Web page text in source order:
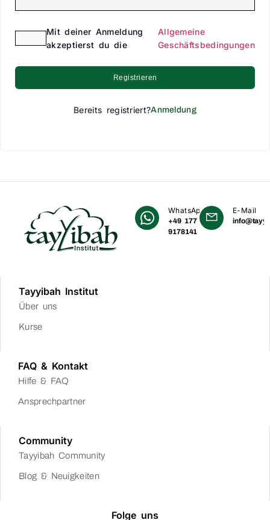
Mit deiner Anmeldung
akzeptierst du die
Allgemeine
Geschäftsbedingungen
Registrieren
Bereits registriert?Anmeldung
WhatsApp
+49 177
9178141
E-Mail
Tayyibah Institut
Über uns
Kurse
FAQ & Kontakt
Hilfe & FAQ
Ansprechpartner
Community
Tayyibah Community
Blog & Neuigkeiten
Folge uns